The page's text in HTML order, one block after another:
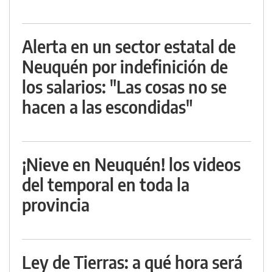
Alerta en un sector estatal de
Neuquén por indefinición de
los salarios: "Las cosas no se
hacen a las escondidas"
¡Nieve en Neuquén! los videos
del temporal en toda la
provincia
Ley de Tierras: a qué hora será